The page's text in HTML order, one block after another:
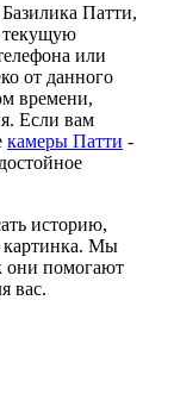
Патти,
текущую
или
от данного
времени,
Если вам
камеры Патти -
историю,
картинка. Мы
они помогают
вас.